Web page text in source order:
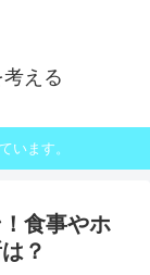
える
います。
食事やホ
？